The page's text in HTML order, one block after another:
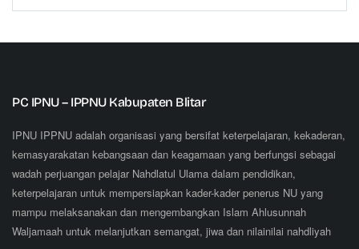
PC IPNU – IPPNU Kabupaten Blitar
IPNU IPPNU adalah organisasi yang bersifat keterpelajaran, kekaderan,
kemasyarakatan kebangsaan dan keagamaan yang berfungsi sebagai
wadah perjuangan pelajar Nahdlatul Ulama dalam pendidikan,
keterpelajaran untuk mempersiapkan kader-kader penerus NU yang
mampu melaksanakan dan mengembangkan Islam Ahlusunnah
Waljamaah untuk melanjutkan semangat, jiwa dan nilainilai nahdliyah